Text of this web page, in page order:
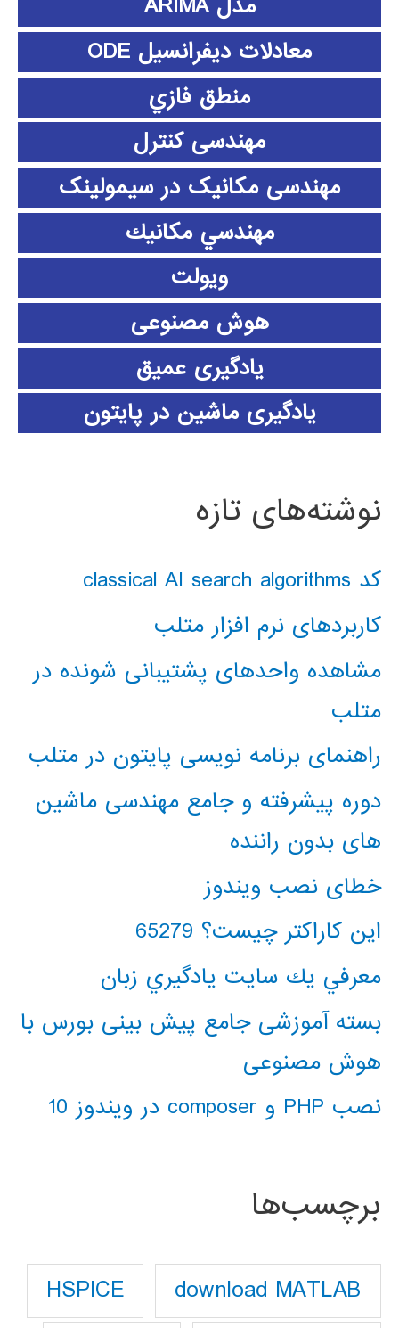
معادلات دیفرانسیل ODE
منطق فازي
مهندسی کنترل
مهندسی مکانیک در سیمولینک
مهندسي مكانيك
ویولت
هوش مصنوعی
یادگیری عمیق
یادگیری ماشین در پایتون
نوشته‌های تازه
کد classical AI search algorithms
کاربردهای نرم افزار متلب
مشاهده واحدهای پشتیبانی شونده در
متلب
راهنمای برنامه نویسی پایتون در متلب
دوره پیشرفته و جامع مهندسی ماشین
های بدون راننده
خطای نصب ویندوز
این کاراکتر چیست؟ 65279
معرفي يك سايت يادگيري زبان
بسته آموزشی جامع پیش بینی بورس با
هوش مصنوعی
نصب PHP و composer در ویندوز 10
برچسب‌ها
download MATLAB
HSPICE